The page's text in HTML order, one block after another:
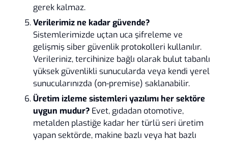
gerek kalmaz.
Verilerimiz ne kadar güvende?
Sistemlerimizde uçtan uca şifreleme ve
gelişmiş siber güvenlik protokolleri kullanılır.
Verileriniz, tercihinize bağlı olarak bulut tabanlı
yüksek güvenlikli sunucularda veya kendi yerel
sunucularınızda (on-premise) saklanabilir.
Üretim izleme sistemleri yazılımı her sektöre
uygun mudur?Evet, gıdadan otomotive,
metalden plastiğe kadar her türlü seri üretim
yapan sektörde, makine bazlı veya hat bazlı